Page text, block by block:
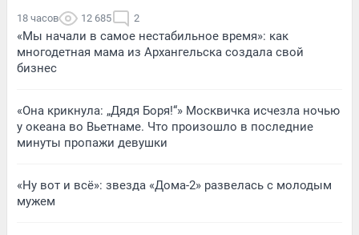
18 часов 12 685 2
«Мы начали в самое нестабильное время»: как
многодетная мама из Архангельска создала свой
бизнес
«Она крикнула: „Дядя Боря!“» Москвичка исчезла ночью
у океана во Вьетнаме. Что произошло в последние
минуты пропажи девушки
«Ну вот и всё»: звезда «Дома-2» развелась с молодым
мужем